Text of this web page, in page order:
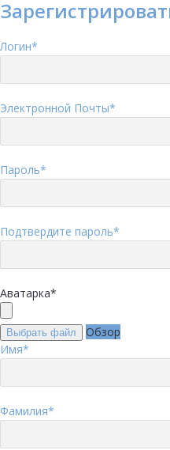
Логин*
Электронной Почты*
Пароль*
Подтвердите пароль*
Аватарка*
Выбрать файл
Обзор
Имя*
Фамилия*